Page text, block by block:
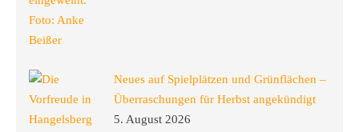
Neues auf Spielplätzen und Grünflächen –
Überraschungen für Herbst angekündigt
5. August 2026